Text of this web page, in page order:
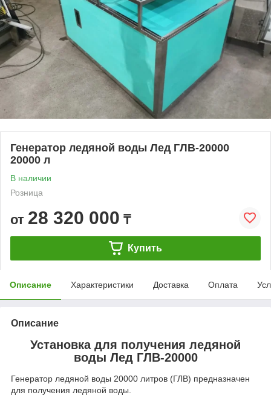
Генератор ледяной воды Лед ГЛВ-20000
20000 л
В наличии
Розница
от 28 320 000 ₸
Купить
Описание Характеристики Доставка Оплата
Описание
Установка для получения ледяной
воды Лед ГЛВ-20000
Генератор ледяной воды 20000 литров (ГЛВ) предназначен
для получения ледяной воды.